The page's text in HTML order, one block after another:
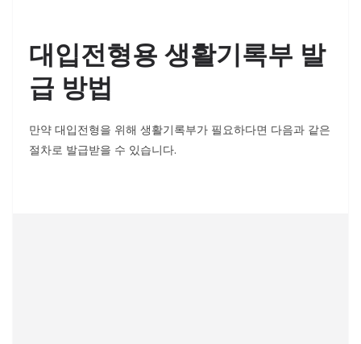
대입전형용 생활기록부 발
급 방법
만약 대입전형을 위해 생활기록부가 필요하다면 다음과 같은
절차로 발급받을 수 있습니다.